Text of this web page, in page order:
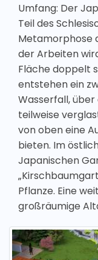
Umfang: Der
Teil des
Metamorphose
der Arbeiten
Fläche doppelt
entstehen ein
Wasserfall,
teilweise
von oben eine
bieten. Im
Japanischen
Pflanze. Eine
großräumige